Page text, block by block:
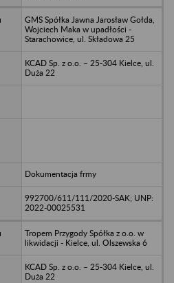
GMS Spółka Jawna Jarosław Gołda,
Wojciech Maka w upadłości -
Starachowice, ul. Składowa 25
KCAD Sp. z o.o. – 25-304 Kielce, ul.
Duża 22
Dokumentacja frmy
992700/611/111/2020-SAK; UNP:
2022-00025531
Tropem Przygody Spółka z o.o. w
likwidacji - Kielce, ul. Olszewska 6
KCAD Sp. z o.o. – 25-304 Kielce, ul.
Duża 22